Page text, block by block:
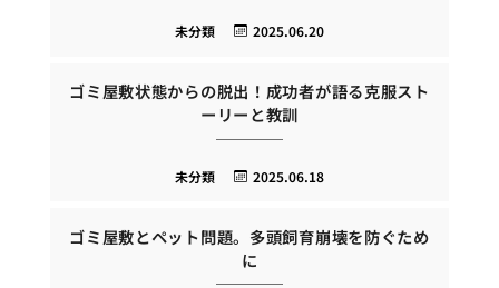
2025.06.20
未分類
ゴミ屋敷状態からの脱出！成功者が語る克服スト
ーリーと教訓
2025.06.18
未分類
ゴミ屋敷とペット問題。多頭飼育崩壊を防ぐため
に